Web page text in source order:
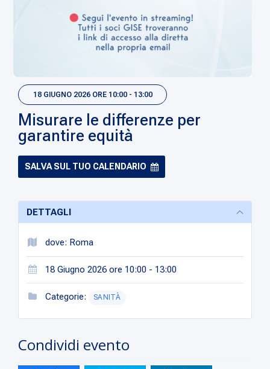
18 GIUGNO 2026 ORE 10:00 - 13:00
Misurare le differenze per
garantire equità
SALVA SUL TUO CALENDARIO
DETTAGLI
dove: Roma
18 Giugno 2026 ore 10:00 - 13:00
Categorie: SANITÀ
Condividi evento